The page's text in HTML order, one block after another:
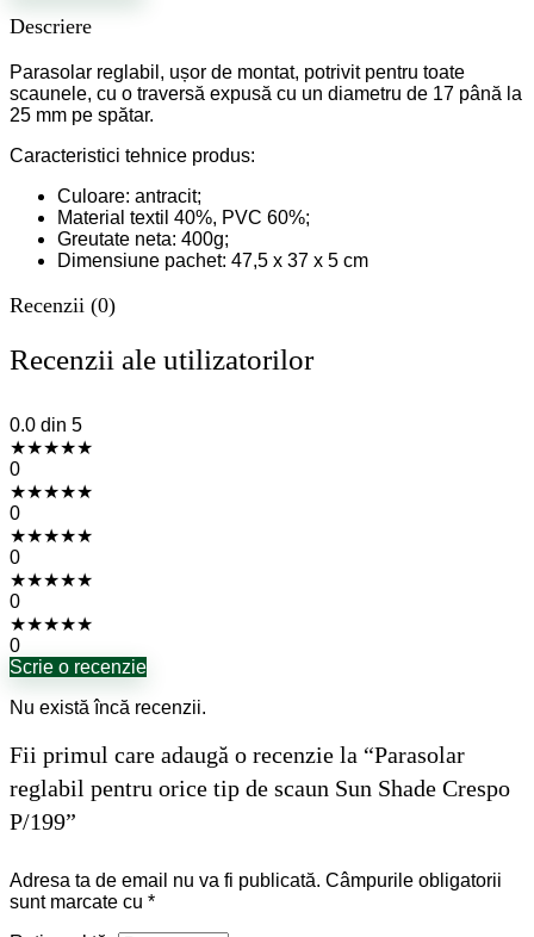
Descriere
Parasolar reglabil, ușor de montat, potrivit pentru toate
scaunele, cu o traversă expusă cu un diametru de 17 până la
25 mm pe spătar.
Caracteristici tehnice produs:
Culoare: antracit;
Material textil 40%, PVC 60%;
Greutate neta: 400g;
Dimensiune pachet: 47,5 x 37 x 5 cm
Recenzii (0)
Recenzii ale utilizatorilor
0.0 din 5
★★★★★
0
★★★★★
0
★★★★★
0
★★★★★
0
★★★★★
0
Scrie o recenzie
Nu există încă recenzii.
Fii primul care adaugă o recenzie la “Parasolar
reglabil pentru orice tip de scaun Sun Shade Crespo
P/199”
Adresa ta de email nu va fi publicată. Câmpurile obligatorii
sunt marcate cu *